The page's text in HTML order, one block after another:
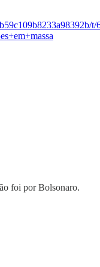
foi por Bolsonaro.